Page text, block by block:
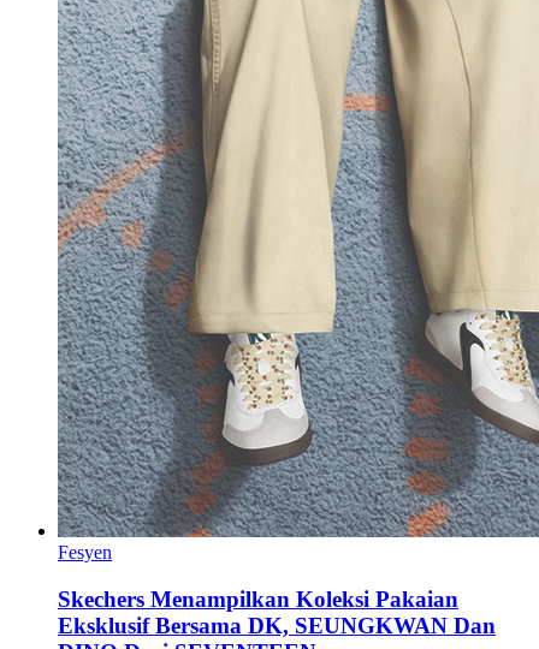
Fesyen
Skechers Menampilkan Koleksi Pakaian
Eksklusif Bersama DK, SEUNGKWAN Dan